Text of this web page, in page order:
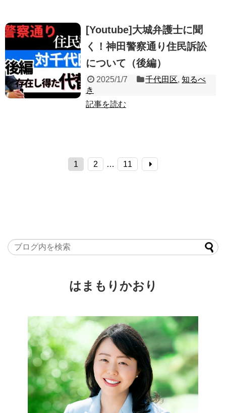
[Youtube]大城弁護士に聞
く！神田警察通り住民訴訟
について（後編）
2025/1/7 千代田区,知るべ
き
記事を読む
1 2 … 11
はまもりかおり